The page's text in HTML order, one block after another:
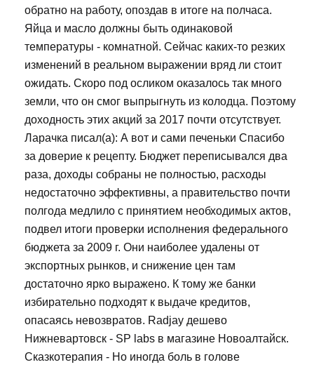
обратно на работу, опоздав в итоге на полчаса.
Яйца и масло должны быть одинаковой
температуры - комнатной. Сейчас каких-то резких
изменений в реальном выражении вряд ли стоит
ожидать. Скоро под осликом оказалось так много
земли, что он смог выпрыгнуть из колодца. Поэтому
доходность этих акций за 2017 почти отсутствует.
Ларачка писал(а): А вот и сами печеньки Спасибо
за доверие к рецепту. Бюджет переписывался два
раза, доходы собраны не полностью, расходы
недостаточно эффективны, а правительство почти
полгода медлило с принятием необходимых актов,
подвел итоги проверки исполнения федерального
бюджета за 2009 г. Они наиболее удалены от
экспортных рынков, и снижение цен там
достаточно ярко выражено. К тому же банки
избирательно подходят к выдаче кредитов,
опасаясь невозвратов. Radjay дешево
Нижневартовск - SP labs в магазине Новоалтайск.
Сказкотерапия - Но иногда боль в голове